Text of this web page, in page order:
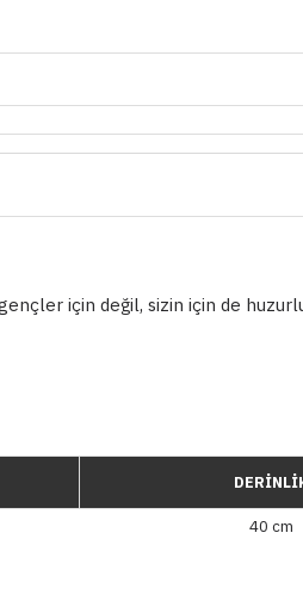
için değil, sizin için de
40 cm